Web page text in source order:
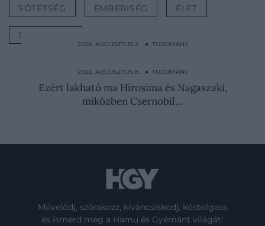
SÖTÉTSÉG EMBERISÉG ÉLET
TUDOMÁNY
2026. AUGUSZTUS 2. ● TUDOMÁNY
Kötéllel a nyakában őrizte meg a mocsár a
2400 éves…
2026. AUGUSZTUS 8. ● TUDOMÁNY
Ezért lakható ma Hirosima és Nagaszaki,
miközben Csernobil…
Művelődj, szórakozz, kíváncsiskodj, kóstolgass
és ismerd meg a Hamu és Gyémánt világát!